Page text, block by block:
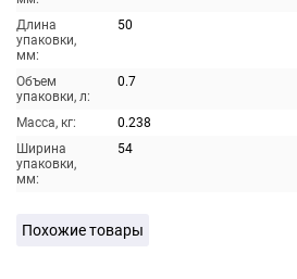
Длина
упаковки,
мм:
50
Объем
упаковки, л:
0.7
Масса, кг:
0.238
Ширина
упаковки,
мм:
54
Похожие товары